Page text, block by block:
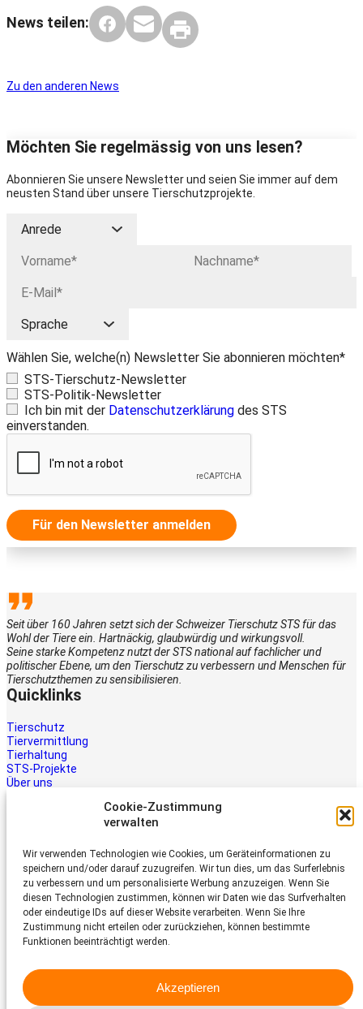
Cookie-Zustimmung
verwalten
Wir verwenden Technologien wie Cookies, um Geräteinformationen zu
speichern und/oder darauf zuzugreifen. Wir tun dies, um das Surferlebnis
zu verbessern und um personalisierte Werbung anzuzeigen. Wenn Sie
diesen Technologien zustimmen, können wir Daten wie das Surfverhalten
oder eindeutige IDs auf dieser Website verarbeiten. Wenn Sie Ihre
Zustimmung nicht erteilen oder zurückziehen, können bestimmte
Funktionen beeinträchtigt werden.
Akzeptieren
News teilen:
Zu den anderen News
Möchten Sie regelmässig von uns lesen?
Abonnieren Sie unsere Newsletter und seien Sie immer auf dem
neusten Stand über unsere Tierschutzprojekte.
Wählen Sie, welche(n) Newsletter Sie abonnieren möchten*
STS-Tierschutz-Newsletter
STS-Politik-Newsletter
Ich bin mit der Datenschutzerklärung des STS
einverstanden.
Für den Newsletter anmelden
Seit über 160 Jahren setzt sich der Schweizer Tierschutz STS für das
Wohl der Tiere ein. Hartnäckig, glaubwürdig und wirkungsvoll.
Seine starke Kompetenz nutzt der STS national auf fachlicher und
politischer Ebene, um den Tierschutz zu verbessern und Menschen für
Tierschutzthemen zu sensibilisieren.
Quicklinks
Tierschutz
Tiervermittlung
Tierhaltung
STS-Projekte
Über uns
Tiere brauchen Hilfe – auch Ihre.
Unterstützen Sie die Arbeit des
Schweizer Tierschutz STS.
Jetzt spenden
Schweizer Tierschutz STS
CH-4053 Basel